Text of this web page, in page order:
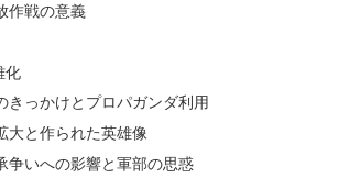
作戦の意義
化
きっかけとプロパガンダ利用
大と作られた英雄像
争いへの影響と軍部の思惑